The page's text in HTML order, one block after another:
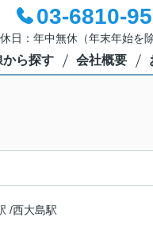
03-6810-
：年中無休（年末年始を除
から探す 会社概要
/西大島駅